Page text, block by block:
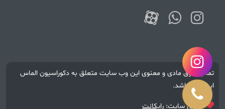
تمام حقوق مادی و معنوی این وب سایت متعلق به دکوراسیون الماس
ایران می باشد.
طراحی سایت: رایکانت